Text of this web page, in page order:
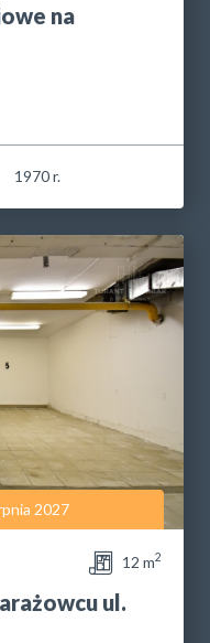
na
1970 r.
2027
12 m2
ul.